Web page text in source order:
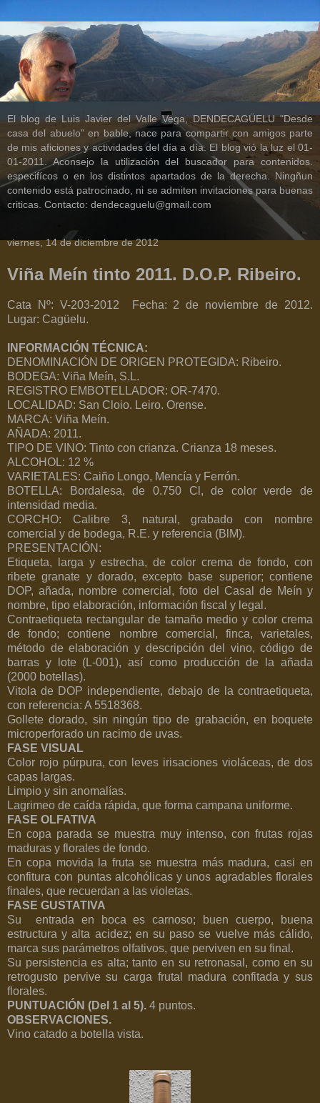
El blog de Luis Javier del Valle Vega, DENDECAGÜELU "Desde
casa del abuelo" en bable, nace para compartir con amigos parte
de mis aficiones y actividades del día a día. El blog vió la luz el 01-
01-2011. Aconsejo la utilización del buscador para contenidos.
especifícos o en los distintos apartados de la derecha. Ningñun
contenido está patrocinado, ni se admiten invitaciones para buenas
criticas. Contacto: dendecaguelu@gmail.com
viernes, 14 de diciembre de 2012
Viña Meín tinto 2011. D.O.P. Ribeiro.
Cata Nº: V-203-2012
Fecha: 2 de noviembre de 2012.
Lugar: Cagüelu.
INFORMACIÓN TÉCNICA:
DENOMINACIÓN DE ORIGEN PROTEGIDA: Ribeiro.
BODEGA: Viña Meín, S.L.
REGISTRO EMBOTELLADOR: OR-7470.
LOCALIDAD: San Cloio. Leiro. Orense.
MARCA: Viña Meín.
AÑADA: 2011.
TIPO DE VINO: Tinto con crianza. Crianza 18 meses.
ALCOHOL: 12 %
VARIETALES: Caiño Longo, Mencía y Ferrón.
BOTELLA: Bordalesa, de 0.750 Cl, de color verde de
intensidad media.
CORCHO: Calibre 3, natural, grabado con nombre
comercial y de bodega, R.E. y referencia (BlM).
PRESENTACIÓN:
Etiqueta, larga y estrecha, de color crema de fondo, con
ribete granate y dorado, excepto base superior; contiene
DOP, añada, nombre comercial, foto del Casal de Meín y
nombre, tipo elaboración, información fiscal y legal.
Contraetiqueta rectangular de tamaño medio y color crema
de fondo; contiene nombre comercial, finca, varietales,
método de elaboración y descripción del vino, código de
barras y lote (L-001), así como producción de la añada
(2000 botellas).
Vitola de DOP independiente, debajo de la contraetiqueta,
con referencia: A 5518368.
Gollete dorado, sin ningún tipo de grabación, en boquete
microperforado un racimo de uvas.
FASE VISUAL
Color rojo púrpura, con leves irisaciones violáceas, de dos
capas largas.
Limpio y sin anomalías.
Lagrimeo de caída rápida, que forma campana uniforme.
FASE OLFATIVA
En copa parada se muestra muy intenso, con frutas rojas
maduras y florales de fondo.
En copa movida la fruta se muestra más madura, casi en
confitura con puntas alcohólicas y unos agradables florales
finales, que recuerdan a las violetas.
FASE GUSTATIVA
Su
entrada en boca es carnoso; buen cuerpo, buena
estructura y alta acidez; en su paso se vuelve más cálido,
marca sus parámetros olfativos, que perviven en su final.
Su persistencia es alta; tanto en su retronasal, como en su
retrogusto pervive su carga frutal madura confitada y sus
florales.
PUNTUACIÓN (Del 1 al 5). 4 puntos.
OBSERVACIONES.
Vino catado a botella vista.